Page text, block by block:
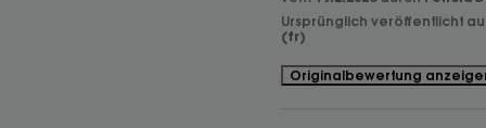
Ursprünglich veröffentlicht
(fr)
Originalbewertung